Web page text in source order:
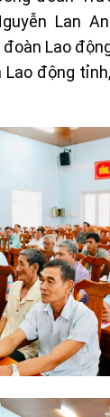
Lan
Lao
động